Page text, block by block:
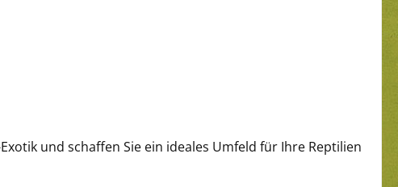
und schaffen Sie ein ideales Umfeld für Ihre Reptilien